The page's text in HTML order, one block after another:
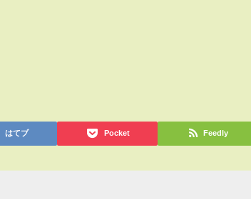
はてブ Pocket Feedly